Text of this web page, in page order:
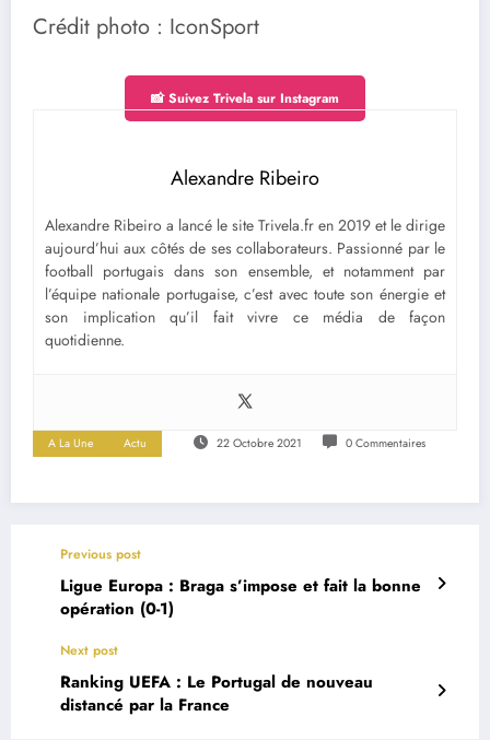
Crédit photo : IconSport
📸 Suivez Trivela sur Instagram
Alexandre Ribeiro
Alexandre Ribeiro a lancé le site Trivela.fr en 2019 et le dirige
aujourd’hui aux côtés de ses collaborateurs. Passionné par le
football portugais dans son ensemble, et notamment par
l’équipe nationale portugaise, c’est avec toute son énergie et
son implication qu’il fait vivre ce média de façon
quotidienne.
A La Une Actu 22 Octobre 2021 0 Commentaires
Previous post
Ligue Europa : Braga s’impose et fait la bonne
opération (0-1)
Next post
Ranking UEFA : Le Portugal de nouveau
distancé par la France